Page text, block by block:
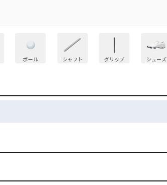
ボール シャフト グリップ シューズ